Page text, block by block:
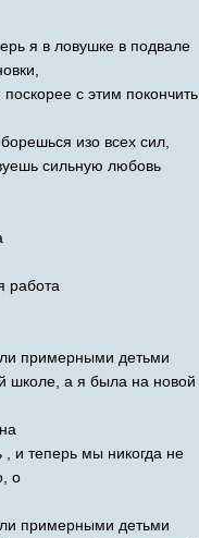
я в ловушке в подвале
с этим покончить.
изо всех сил,
сильную любовь
работа
примерными детьми
школе, а я была на новой
и теперь мы никогда не
о
примерными детьми